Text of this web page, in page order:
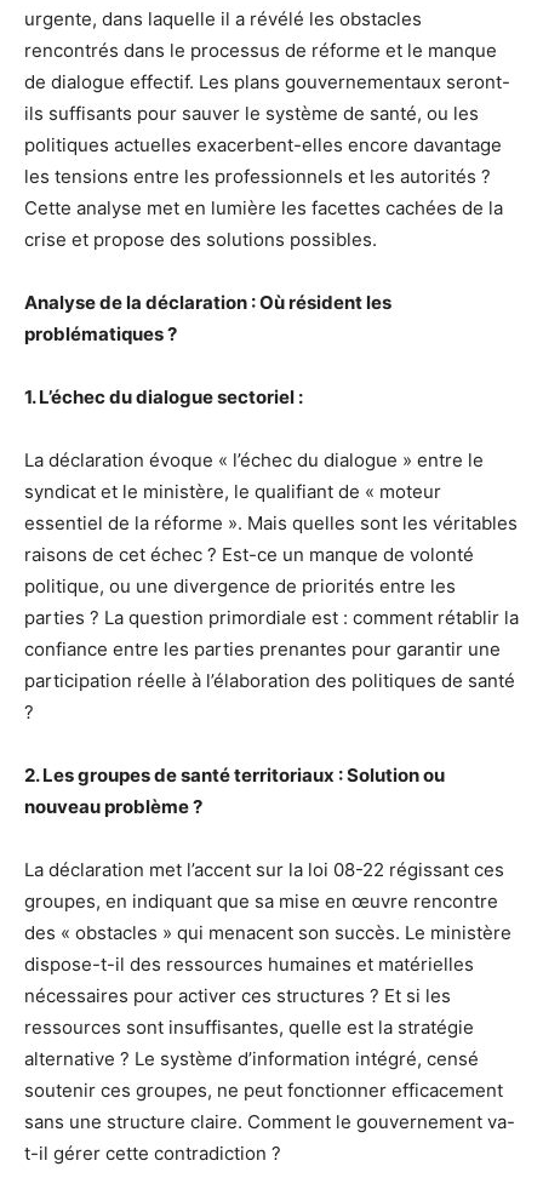
urgente, dans laquelle il a révélé les obstacles
rencontrés dans le processus de réforme et le manque
de dialogue effectif. Les plans gouvernementaux seront-
ils suffisants pour sauver le système de santé, ou les
politiques actuelles exacerbent-elles encore davantage
les tensions entre les professionnels et les autorités ?
Cette analyse met en lumière les facettes cachées de la
crise et propose des solutions possibles.
Analyse de la déclaration : Où résident les
problématiques ?
1. L’échec du dialogue sectoriel :
La déclaration évoque « l’échec du dialogue » entre le
syndicat et le ministère, le qualifiant de « moteur
essentiel de la réforme ». Mais quelles sont les véritables
raisons de cet échec ? Est-ce un manque de volonté
politique, ou une divergence de priorités entre les
parties ? La question primordiale est : comment rétablir la
confiance entre les parties prenantes pour garantir une
participation réelle à l’élaboration des politiques de santé
?
2. Les groupes de santé territoriaux : Solution ou
nouveau problème ?
La déclaration met l’accent sur la loi 08-22 régissant ces
groupes, en indiquant que sa mise en œuvre rencontre
des « obstacles » qui menacent son succès. Le ministère
dispose-t-il des ressources humaines et matérielles
nécessaires pour activer ces structures ? Et si les
ressources sont insuffisantes, quelle est la stratégie
alternative ? Le système d’information intégré, censé
soutenir ces groupes, ne peut fonctionner efficacement
sans une structure claire. Comment le gouvernement va-
t-il gérer cette contradiction ?